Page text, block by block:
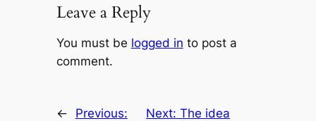
Leave a Reply
You must be logged in to post a
comment.
←
Previous:
Next:The idea